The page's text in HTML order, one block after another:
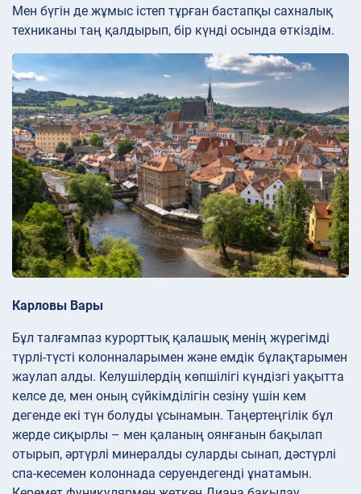
Мен бүгін де жұмыс істеп тұрған бастапқы сахналық
техниканы таң қалдырып, бір күнді осында өткіздім.
Карловы Вары
Бұл талғампаз курорттық қалашық менің жүрегімді
түрлі-түсті колонналарымен және емдік бұлақтарымен
жаулап алды. Келушілердің көпшілігі күндізгі уақытта
келсе де, мен оның сүйкімділігін сезіну үшін кем
дегенде екі түн болуды ұсынамын. Таңертеңгілік бұл
жерде сиқырлы – мен қаланың оянғанын бақылап
отырып, әртүрлі минералды суларды сынап, дәстүрлі
спа-кесемен колоннада серуендегенді ұнатамын.